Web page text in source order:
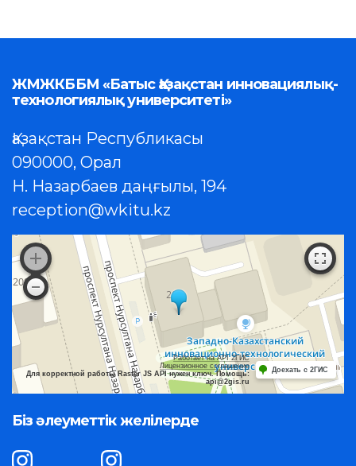
ЖМЖКББМ «Батыс Қазақстан инновациялық-
технологиялық университеті»
Қазақстан Республикасы
090000, Орал
Н. Назарбаев даңғылы, 194
reception@wkitu.kz
Работает на API 2ГИС
Лицензионное соглашение
Для корректной работы Raster JS API нужен ключ. Помощь:
api@2gis.ru
Доехать с 2ГИС
Біз әлеуметтік желілерде